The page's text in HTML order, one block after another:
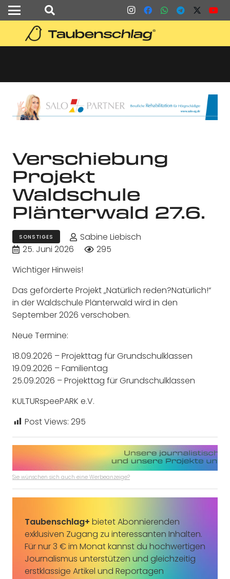
Verschiebung
Projekt
Waldschule
Plänterwald 27.6.
SONSTIGES
Sabine Liebisch
25. Juni 2026
295
Wichtiger Hinweis!
Das geförderte Projekt „Natürlich reden?Natürlich!“
in der Waldschule Plänterwald wird in den
September 2026 verschoben.
Neue Termine:
18.09.2026 – Projekttag für Grundschulklassen
19.09.2026 – Familientag
25.09.2026 – Projekttag für Grundschulklassen
KULTURspeePARK e.V.
Post Views: 295
Sie wünschen sich auch eine Werbeanzeige?
Taubenschlag+ bietet Abonnierenden
exklusiven Zugang zu interessanten Inhalten.
Für nur 3 € im Monat kannst du hochwertigen
Journalismus unterstützen und gleichzeitig
erstklassige Artikel und Reportagen